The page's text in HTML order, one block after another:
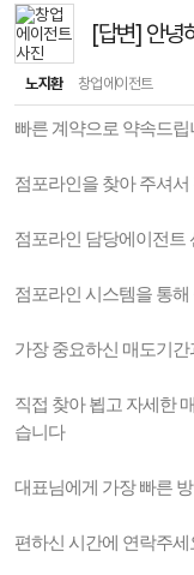
[답변] 안녕
노지환 창업에이전트
빠른 계약으로 약속드립
점포라인을 찾아 주셔
점포라인 담당에이전트
점포라인 시스템을 통
가장 중요하신 매도기
직접 찾아 뵙고 자세한
습니다
대표님에게 가장 빠른
편하신 시간에 연락주세